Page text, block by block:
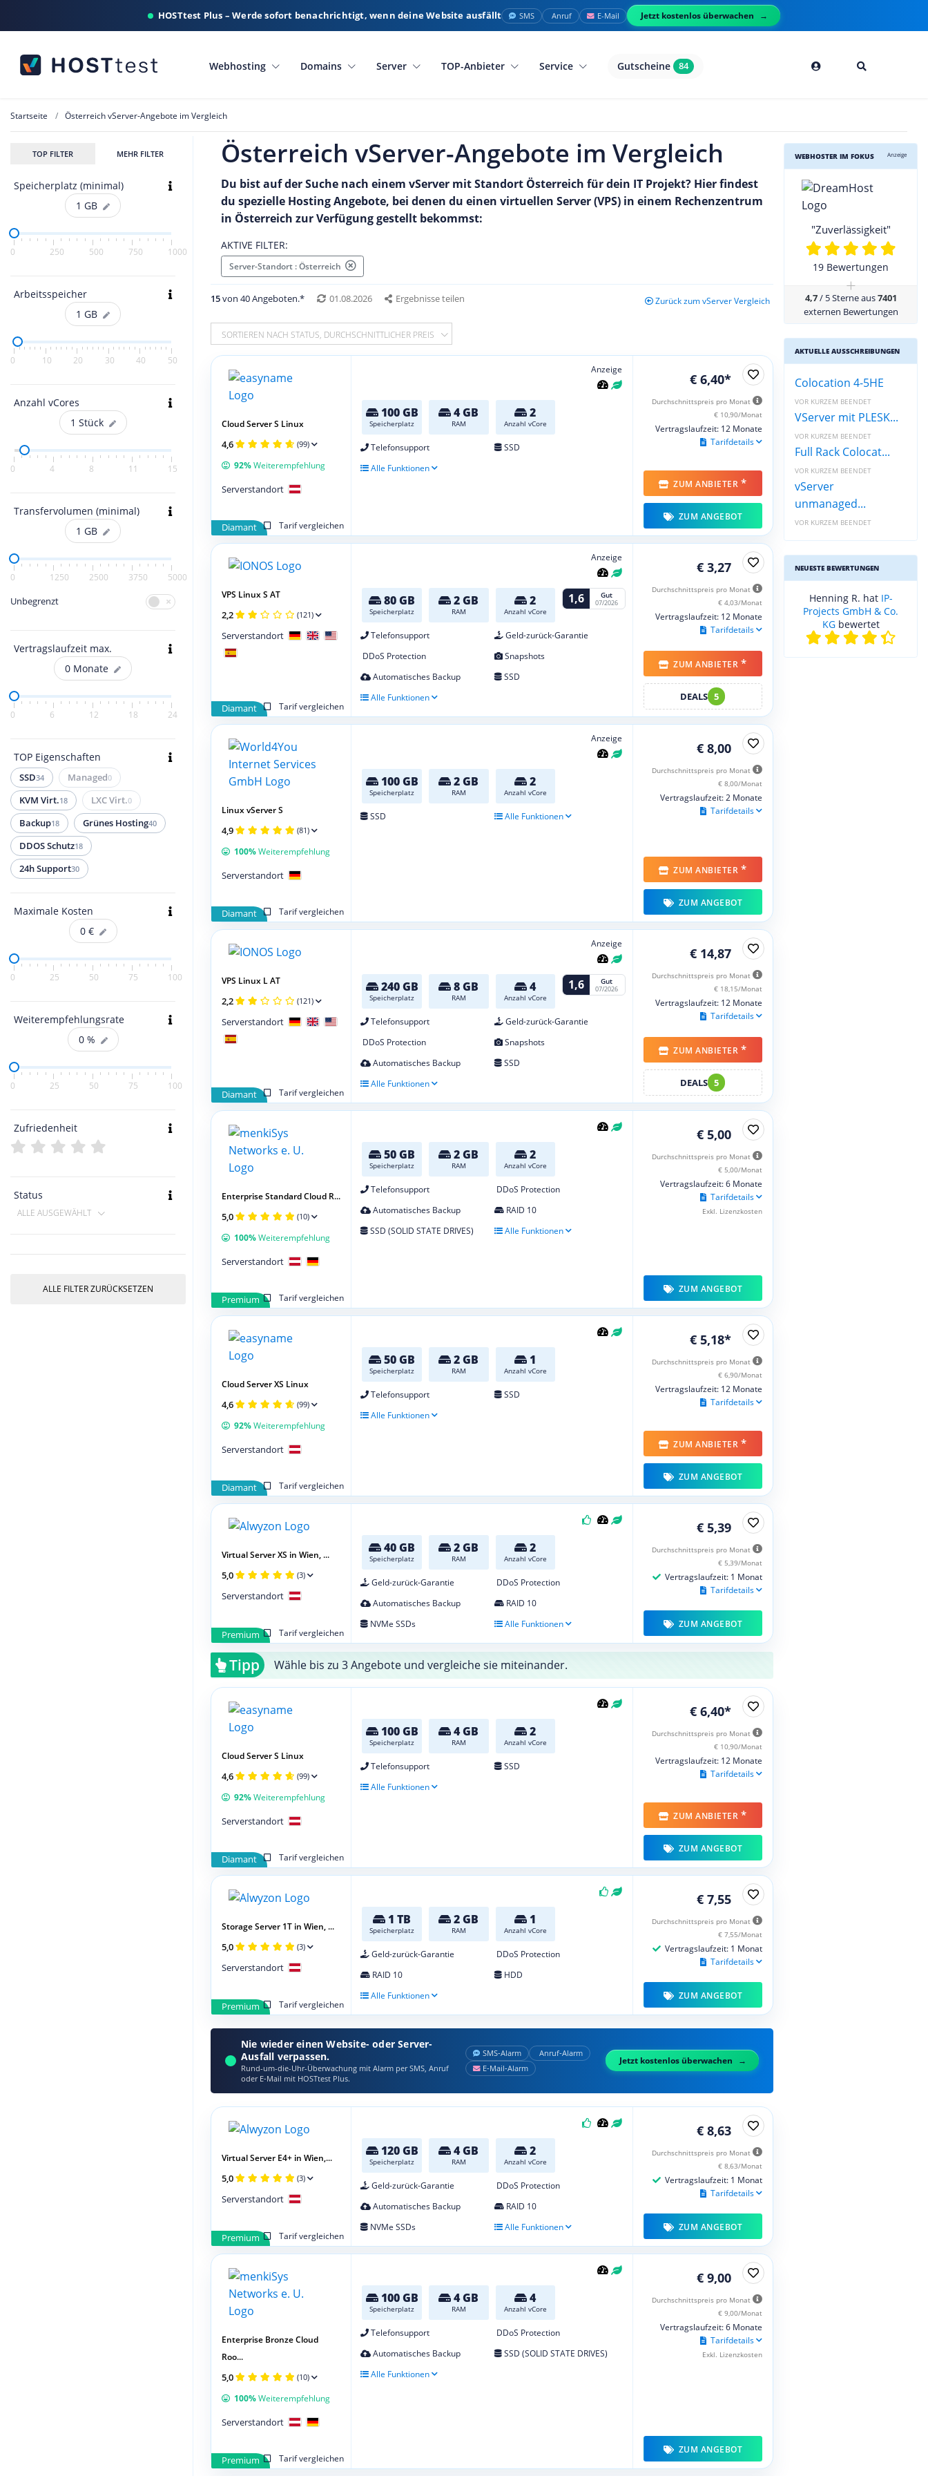
HOSTtest Plus – Werde sofort benachrichtigt, wenn deine Website ausfällt SMS Anruf E-Mail Jetzt kostenlos überwachen
Webhosting Domains Server TOP-Anbieter Service Gutscheine 84
Startseite Österreich vServer-Angebote im Vergleich
TOP FILTER MEHR FILTER
Speicherplatz (minimal)
1 GB
0 250 500 750 1000
Arbeitsspeicher
1 GB
0 10 20 30 40 50
Anzahl vCores
1 Stück
0 4 8 11 15
Transfervolumen (minimal)
1 GB
0 1250 2500 3750 5000
Unbegrenzt
Vertragslaufzeit max.
0 Monate
0 6 12 18 24
TOP Eigenschaften
SSD34 Managed0
KVM Virt.18 LXC Virt.0
Backup18 Grünes Hosting40
DDOS Schutz18
24h Support30
Maximale Kosten
0 €
0 25 50 75 100
Weiterempfehlungsrate
0 %
0 25 50 75 100
Zufriedenheit
Status
ALLE AUSGEWÄHLT
ALLE FILTER ZURÜCKSETZEN
Österreich vServer-Angebote im Vergleich
Du bist auf der Suche nach einem vServer mit Standort Österreich für dein IT Projekt? Hier findest
du spezielle Hosting Angebote, bei denen du einen virtuellen Server (VPS) in einem Rechenzentrum
in Österreich zur Verfügung gestellt bekommst:
AKTIVE FILTER:
Server-Standort : Österreich
15von 40 Angeboten.* 01.08.2026 Ergebnisse teilen Zurück zum vServer Vergleich
SORTIEREN NACH STATUS, DURCHSCHNITTLICHER PREIS
Anzeige
100 GB
Speicherplatz
4 GB
RAM
2
Anzahl vCore
Telefonsupport
SSD
Alle Funktionen
Diamant Tarif vergleichen
Cloud Server S Linux
4,6 (99)
92%Weiterempfehlung
Serverstandort
€ 6,40*
Durchschnittspreis pro Monat
€ 10,90/Monat
Vertragslaufzeit: 12 Monate
Tarifdetails
ZUM ANBIETER *
ZUM ANGEBOT
Anzeige
80 GB
Speicherplatz
2 GB
RAM
2
Anzahl vCore
1,6 Gut
07/2026
Telefonsupport
Geld-zurück-Garantie
DDoS Protection
Snapshots
Automatisches Backup
SSD
Alle Funktionen
Diamant
Tarif vergleichen
VPS Linux S AT
2,2 (121)
Serverstandort
€ 3,27
Durchschnittspreis pro Monat
€ 4,03/Monat
Vertragslaufzeit: 12 Monate
Tarifdetails
ZUM ANBIETER *
DEALS 5
Anzeige
100 GB
Speicherplatz
2 GB
RAM
2
Anzahl vCore
SSD Alle Funktionen
Diamant Tarif vergleichen
Linux vServer S
4,9 (81)
100%Weiterempfehlung
Serverstandort
€ 8,00
Durchschnittspreis pro Monat
€ 8,00/Monat
Vertragslaufzeit: 2 Monate
Tarifdetails
ZUM ANBIETER *
ZUM ANGEBOT
Anzeige
240 GB
Speicherplatz
8 GB
RAM
4
Anzahl vCore
1,6 Gut
07/2026
Telefonsupport
Geld-zurück-Garantie
DDoS Protection
Snapshots
Automatisches Backup
SSD
Alle Funktionen
Diamant
Tarif vergleichen
VPS Linux L AT
2,2 (121)
Serverstandort
€ 14,87
Durchschnittspreis pro Monat
€ 18,15/Monat
Vertragslaufzeit: 12 Monate
Tarifdetails
ZUM ANBIETER *
DEALS 5
50 GB
Speicherplatz
2 GB
RAM
2
Anzahl vCore
Telefonsupport
DDoS Protection
Automatisches Backup
RAID 10
SSD (SOLID STATE DRIVES)
Alle Funktionen
Premium Tarif vergleichen
Enterprise Standard Cloud R...
5,0 (10)
100%Weiterempfehlung
Serverstandort
€ 5,00
Durchschnittspreis pro Monat
€ 5,00/Monat
Vertragslaufzeit: 6 Monate
Tarifdetails
Exkl. Lizenzkosten
ZUM ANGEBOT
50 GB
Speicherplatz
2 GB
RAM
1
Anzahl vCore
Telefonsupport
SSD
Alle Funktionen
Diamant Tarif vergleichen
Cloud Server XS Linux
4,6 (99)
92%Weiterempfehlung
Serverstandort
€ 5,18*
Durchschnittspreis pro Monat
€ 6,90/Monat
Vertragslaufzeit: 12 Monate
Tarifdetails
ZUM ANBIETER *
ZUM ANGEBOT
40 GB
Speicherplatz
2 GB
RAM
2
Anzahl vCore
Geld-zurück-Garantie
DDoS Protection
Automatisches Backup
RAID 10
NVMe SSDs
Alle Funktionen
Premium
Tarif vergleichen
Virtual Server XS in Wien, ...
5,0 (3)
Serverstandort
€ 5,39
Durchschnittspreis pro Monat
€ 5,39/Monat
Vertragslaufzeit: 1 Monat
Tarifdetails
ZUM ANGEBOT
Tipp Wähle bis zu 3 Angebote und vergleiche sie miteinander.
100 GB
Speicherplatz
4 GB
RAM
2
Anzahl vCore
Telefonsupport
SSD
Alle Funktionen
Diamant Tarif vergleichen
Cloud Server S Linux
4,6 (99)
92%Weiterempfehlung
Serverstandort
€ 6,40*
Durchschnittspreis pro Monat
€ 10,90/Monat
Vertragslaufzeit: 12 Monate
Tarifdetails
ZUM ANBIETER *
ZUM ANGEBOT
1 TB
Speicherplatz
2 GB
RAM
1
Anzahl vCore
Geld-zurück-Garantie
DDoS Protection
RAID 10
HDD
Alle Funktionen
Premium
Tarif vergleichen
Storage Server 1T in Wien, ...
5,0 (3)
Serverstandort
€ 7,55
Durchschnittspreis pro Monat
€ 7,55/Monat
Vertragslaufzeit: 1 Monat
Tarifdetails
ZUM ANGEBOT
Nie wieder einen Website- oder Server-
Ausfall verpassen.
Rund-um-die-Uhr-Überwachung mit Alarm per SMS, Anruf
oder E‑Mail mit HOSTtest Plus.
SMS‑Alarm
Anruf‑Alarm
E‑Mail‑Alarm
Jetzt kostenlos überwachen
120 GB
Speicherplatz
4 GB
RAM
2
Anzahl vCore
Geld-zurück-Garantie
DDoS Protection
Automatisches Backup
RAID 10
NVMe SSDs
Alle Funktionen
Premium
Tarif vergleichen
Virtual Server E4+ in Wien,...
5,0 (3)
Serverstandort
€ 8,63
Durchschnittspreis pro Monat
€ 8,63/Monat
Vertragslaufzeit: 1 Monat
Tarifdetails
ZUM ANGEBOT
100 GB
Speicherplatz
4 GB
RAM
4
Anzahl vCore
Telefonsupport
DDoS Protection
Automatisches Backup
SSD (SOLID STATE DRIVES)
Alle Funktionen
Premium Tarif vergleichen
Enterprise Bronze Cloud
Roo...
5,0 (10)
100%Weiterempfehlung
Serverstandort
€ 9,00
Durchschnittspreis pro Monat
€ 9,00/Monat
Vertragslaufzeit: 6 Monate
Tarifdetails
Exkl. Lizenzkosten
ZUM ANGEBOT
WEBHOSTER IM FOKUS Anzeige
"Zuverlässigkeit"
19 Bewertungen
+
4,7/ 5 Sterne aus7401
externen Bewertungen
AKTUELLE AUSSCHREIBUNGEN
Colocation 4-5HE
VOR KURZEM BEENDET
VServer mit PLESK...
VOR KURZEM BEENDET
Full Rack Colocat...
VOR KURZEM BEENDET
vServer
unmanaged...
VOR KURZEM BEENDET
NEUESTE BEWERTUNGEN
Henning R. hat IP-
Projects GmbH & Co.
KGbewertet